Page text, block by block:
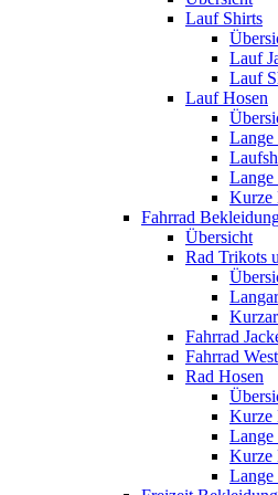
Lauf Shirts
Lauf
Lauf
Lauf Hosen
Lange
Kurze
Fahrrad
Übersicht
Rad Trikots
Fahrrad
Fahrrad
Rad Hosen
Kurze
Lange
Kurze
Lange